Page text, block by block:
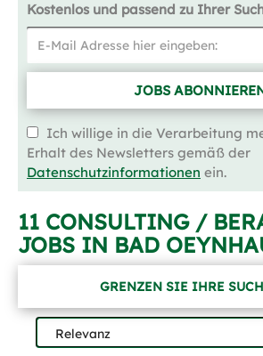
Kostenlos und passend zu Ihrer
JOBS
Ich willige in die Verarbeitung
Erhalt des Newsletters gemäß der
Datenschutzinformationen ein.
11 CONSULTING /
JOBS IN BAD
GRENZEN SIE IHRE